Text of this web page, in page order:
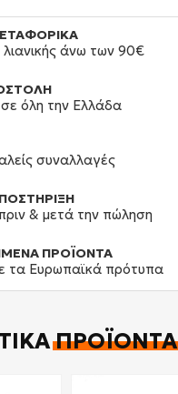
άνω των 90€
όλη την Ελλάδα
συναλλαγές
& μετά την πώληση
ΠΡΟΪΟΝΤΑ
τα Ευρωπαϊκά πρότυπα
ΠΡΟΪΌΝΤΑ